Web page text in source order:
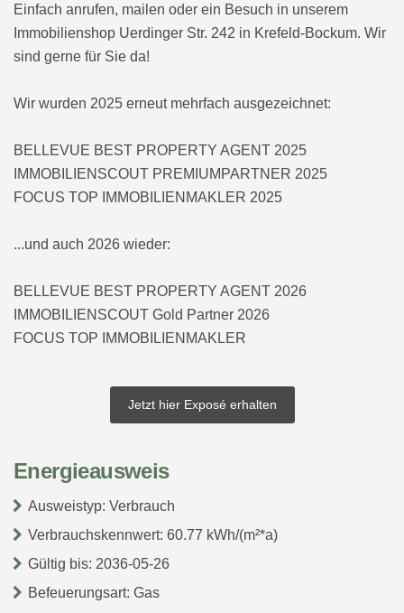
Einfach anrufen, mailen oder ein Besuch in unserem
Immobilienshop Uerdinger Str. 242 in Krefeld-Bockum. Wir
sind gerne für Sie da!
Wir wurden 2025 erneut mehrfach ausgezeichnet:
BELLEVUE BEST PROPERTY AGENT 2025
IMMOBILIENSCOUT PREMIUMPARTNER 2025
FOCUS TOP IMMOBILIENMAKLER 2025
...und auch 2026 wieder:
BELLEVUE BEST PROPERTY AGENT 2026
IMMOBILIENSCOUT Gold Partner 2026
FOCUS TOP IMMOBILIENMAKLER
Jetzt hier Exposé erhalten
Energieausweis
Ausweistyp: Verbrauch
Verbrauchskennwert: 60.77 kWh/(m²*a)
Gültig bis: 2036-05-26
Befeuerungsart: Gas